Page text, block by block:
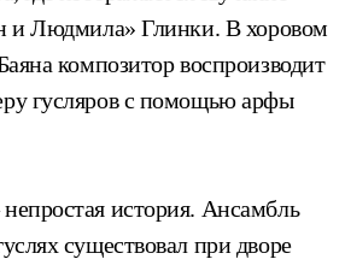
и Людмила» Глинки. В хоровом
композитор воспроизводит
гусляров с помощью арфы
история. Ансамбль
существовал при дворе